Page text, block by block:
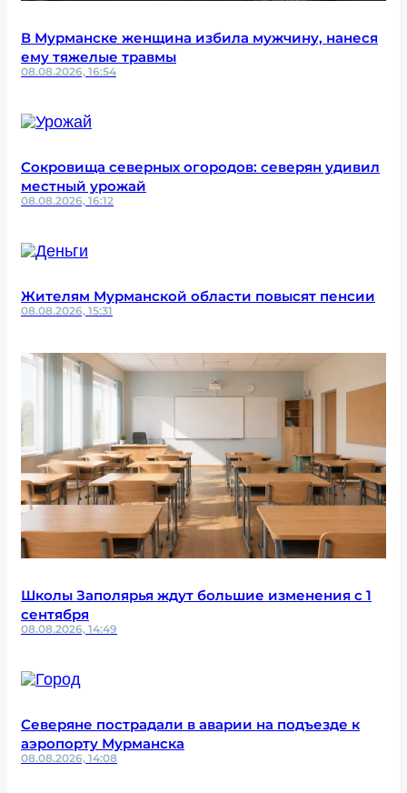
В Мурманске женщина избила мужчину, нанеся
ему тяжелые травмы
08.08.2026, 16:54
Сокровища северных огородов: северян удивил
местный урожай
08.08.2026, 16:12
Жителям Мурманской области повысят пенсии
08.08.2026, 15:31
Школы Заполярья ждут большие изменения с 1
сентября
08.08.2026, 14:49
Северяне пострадали в аварии на подъезде к
аэропорту Мурманска
08.08.2026, 14:08